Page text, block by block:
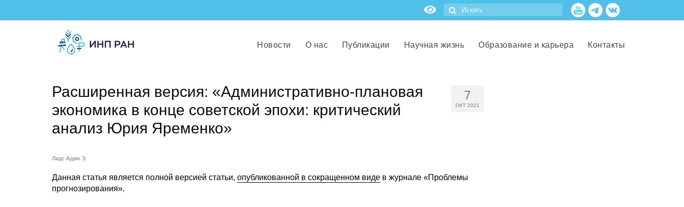
Новости О нас Публикации Научная жизнь Образование и карьера Контакты
7
ОКТ 2021
Расширенная версия: «Административно-плановая
экономика в конце советской эпохи: критический
анализ Юрия Яременко»
Лидс Адам Э.
Данная статья является полной версией статьи, опубликованной в сокращенном виде в журнале «Проблемы
прогнозирования».